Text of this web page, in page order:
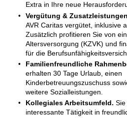
Extra in Ihre neue
Vergütung &
AVR Caritas vergütet, inklusive
Zusätzlich profitieren Sie von
Altersversorgung (KZVK) und
für die
Familienfreundliche
erhalten 30 Tage Urlaub, einen
Kinderbetreuungszuschuss
weitere Sozialleistungen.
Kollegiales Arbeitsumfeld.
interessante Tätigkeit in